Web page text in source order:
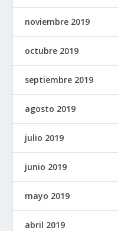
noviembre 2019
octubre 2019
septiembre 2019
agosto 2019
julio 2019
junio 2019
mayo 2019
abril 2019